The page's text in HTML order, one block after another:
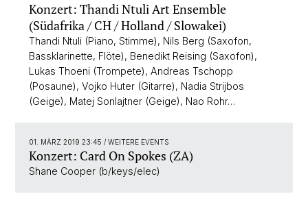
Konzert: Thandi Ntuli Art Ensemble
(Südafrika / CH / Holland / Slowakei)
Thandi Ntuli (Piano, Stimme), Nils Berg (Saxofon,
Bassklarinette, Flöte), Benedikt Reising (Saxofon),
Lukas Thoeni (Trompete), Andreas Tschopp
(Posaune), Vojko Huter (Gitarre), Nadia Strijbos
(Geige), Matej Sonlajtner (Geige), Nao Rohr…
01. MÄRZ 2019 23:45 / WEITERE EVENTS
Konzert: Card On Spokes (ZA)
Shane Cooper (b/keys/elec)